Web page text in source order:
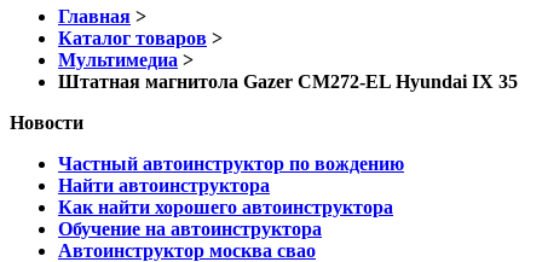
Главная >
Каталог товаров >
Мультимедиа >
Штатная магнитола Gazer CM272-EL Hyundai IX 35
Новости
Частный автоинструктор по вождению
Найти автоинструктора
Как найти хорошего автоинструктора
Обучение на автоинструктора
Автоинструктор москва свао